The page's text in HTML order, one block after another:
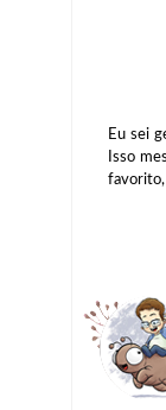
Eu sei
Isso